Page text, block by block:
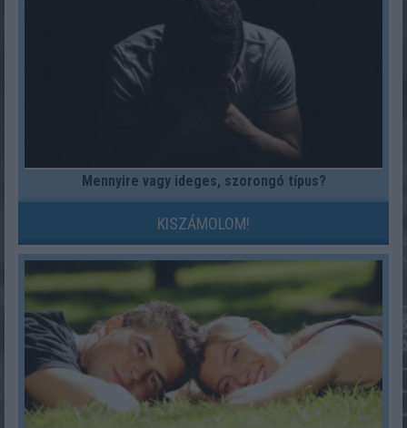
Mennyire vagy ideges, szorongó típus?
KISZÁMOLOM!